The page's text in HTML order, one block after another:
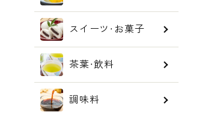
スイーツ・お菓子
茶葉・飲料
調味料